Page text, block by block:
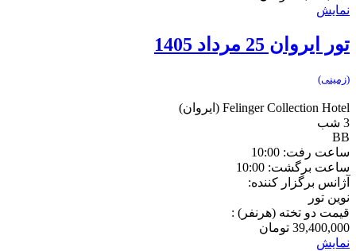
نمایش
تور ایروان 25 مرداد 1405
(زمینی)
Felinger Collection Hotel (ایروان)
3 شب
BB
ساعت رفت: 10:00
ساعت برگشت: 10:00
آژانس برگزار کننده:
نوین تور
قیمت دو تخته (هرنفر) :
39,400,000 تومان
نمایش